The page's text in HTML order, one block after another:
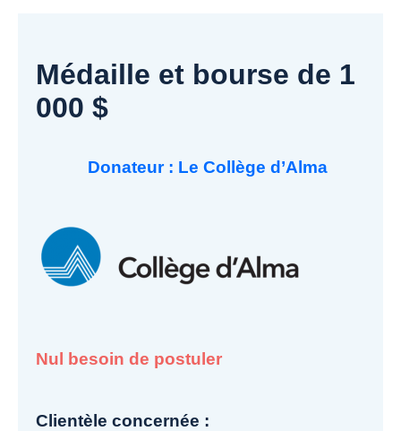
Médaille et bourse de 1
000 $
Donateur : Le Collège d’Alma
Nul besoin de postuler
Clientèle concernée :